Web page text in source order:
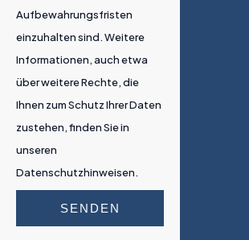
Aufbewahrungsfristen
einzuhalten sind. Weitere
Informationen, auch etwa
über weitere Rechte, die
Ihnen zum Schutz Ihrer Daten
zustehen, finden Sie in
unseren
Datenschutzhinweisen.
SENDEN